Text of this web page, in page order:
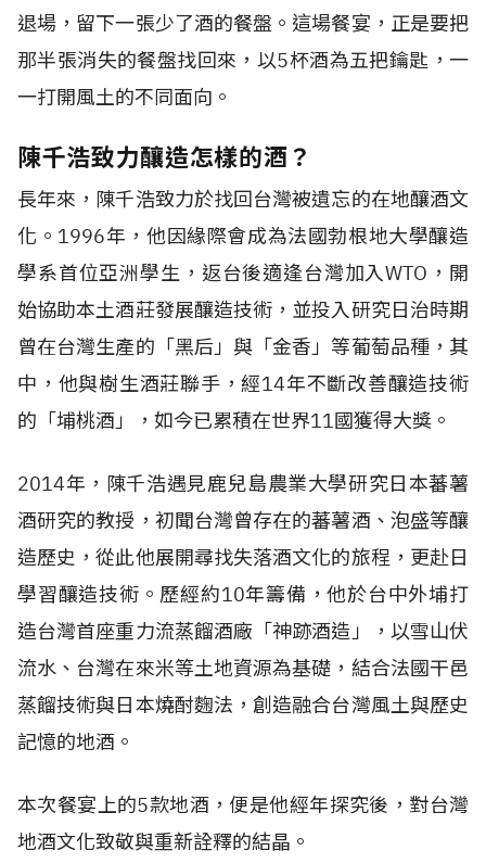
退場，留下一張少了酒的餐盤。這場餐宴，正是要把
那半張消失的餐盤找回來，以5杯酒為五把鑰匙，一
一打開風土的不同面向。
陳千浩致力釀造怎樣的酒？
長年來，陳千浩致力於找回台灣被遺忘的在地釀酒文
化。1996年，他因緣際會成為法國勃根地大學釀造
學系首位亞洲學生，返台後適逢台灣加入WTO，開
始協助本土酒莊發展釀造技術，並投入研究日治時期
曾在台灣生產的「黑后」與「金香」等葡萄品種，其
中，他與樹生酒莊聯手，經14年不斷改善釀造技術
的「埔桃酒」，如今已累積在世界11國獲得大獎。
2014年，陳千浩遇見鹿兒島農業大學研究日本蕃薯
酒研究的教授，初聞台灣曾存在的蕃薯酒、泡盛等釀
造歷史，從此他展開尋找失落酒文化的旅程，更赴日
學習釀造技術。歷經約10年籌備，他於台中外埔打
造台灣首座重力流蒸餾酒廠「神跡酒造」，以雪山伏
流水、台灣在來米等土地資源為基礎，結合法國干邑
蒸餾技術與日本燒酎麴法，創造融合台灣風土與歷史
記憶的地酒。
本次餐宴上的5款地酒，便是他經年探究後，對台灣
地酒文化致敬與重新詮釋的結晶。